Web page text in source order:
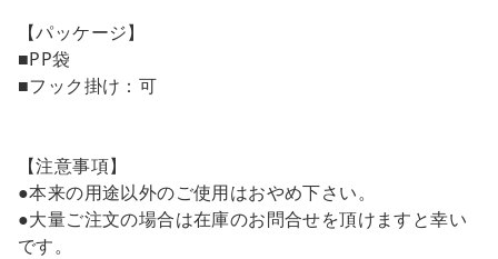
【パッケージ】
■PP袋
■フック掛け：可
【注意事項】
●本来の用途以外のご使用はおやめ下さい。
●大量ご注文の場合は在庫のお問合せを頂けますと幸い
です。